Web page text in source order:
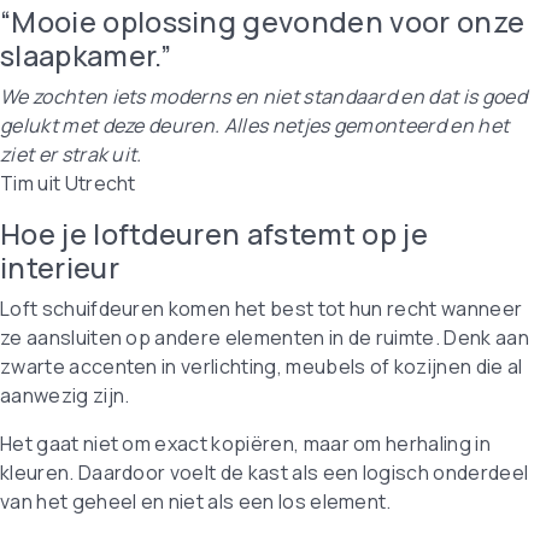
“Mooie oplossing gevonden voor onze
slaapkamer.”
We zochten iets moderns en niet standaard en dat is goed
gelukt met deze deuren. Alles netjes gemonteerd en het
ziet er strak uit.
Tim uit Utrecht
Hoe je loftdeuren afstemt op je
interieur
Loft schuifdeuren komen het best tot hun recht wanneer
ze aansluiten op andere elementen in de ruimte. Denk aan
zwarte accenten in verlichting, meubels of kozijnen die al
aanwezig zijn.
Het gaat niet om exact kopiëren, maar om herhaling in
kleuren. Daardoor voelt de kast als een logisch onderdeel
van het geheel en niet als een los element.